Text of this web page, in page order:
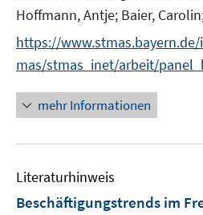
Hoffmann, Antje; Baier,
https://
mas/stmas_inet/arbeit/
mehr Informationen
Literaturhinweis
Beschäftigungstrends im